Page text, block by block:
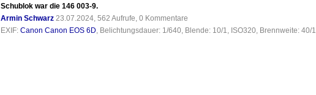
Schublok war die 146 003-9.
Armin Schwarz 23.07.2024, 562 Aufrufe, 0 Kommentare
EXIF: Canon Canon EOS 6D, Belichtungsdauer: 1/640, Blende: 10/1, ISO320, Brennweite: 40/1